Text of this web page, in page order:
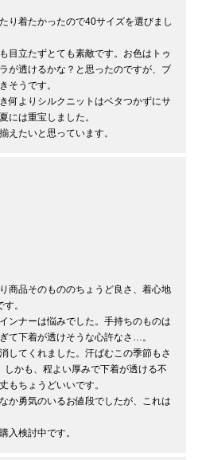
り着たかったので40サイズを選びまし
目立たずとても素敵です。お色はトゥ
が透けるかな？と思ったのですが、ブ
そうです。
何よりシルクニットはベタつかずにサ
には重宝しました。
えたいと思っています。
商品そのもののちょうど良さ、着心地
。
ンナーは悩みでした。手持ちのものは
て下着が透けそうな心許なさ…。
してくれました。汗ばむこの季節もさ
しかも、程よい厚みで下着が透ける不
もちょうどいいです。
か勇気のいるお値段でしたが、これは
入検討中です。